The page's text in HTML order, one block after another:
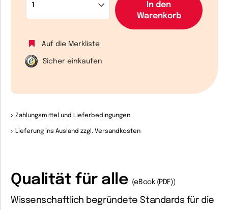
In den
Warenkorb
Auf die Merkliste
Sicher einkaufen
Zahlungsmittel und Lieferbedingungen
Lieferung ins Ausland zzgl. Versandkosten
Qualität für alle (eBook (PDF))
Wissenschaftlich begründete Standards für die